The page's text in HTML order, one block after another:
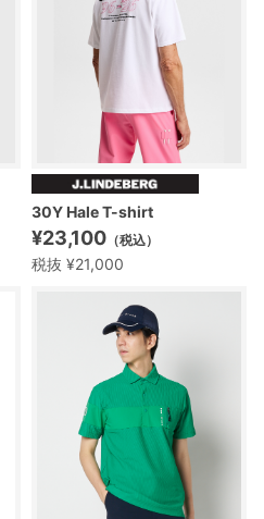
30Y Hale T-shirt
¥23,100 （税込）
税抜 ¥21,000